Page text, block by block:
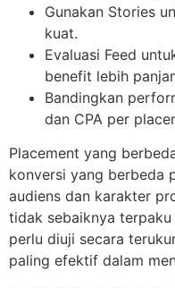
Gunakan Stories
kuat.
Evaluasi Feed
benefit lebih
Bandingkan
dan CPA per
Placement yang
konversi yang berbeda
audiens dan karakter
tidak sebaiknya
perlu diuji secara
paling efektif dalam